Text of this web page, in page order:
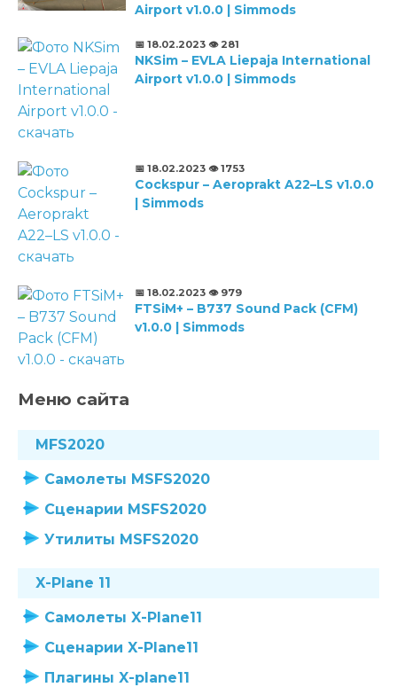
Airport v1.0.0 | Simmods
📅 18.02.2023 👁️ 281
NKSim – EVLA Liepaja International
Airport v1.0.0 | Simmods
📅 18.02.2023 👁️ 1753
Cockspur – Aeroprakt A22–LS v1.0.0
| Simmods
📅 18.02.2023 👁️ 979
FTSiM+ – B737 Sound Pack (CFM)
v1.0.0 | Simmods
Меню сайта
MFS2020
Самолеты MSFS2020
Сценарии MSFS2020
Утилиты MSFS2020
X-Plane 11
Самолеты X-Plane11
Сценарии X-Plane11
Плагины X-plane11